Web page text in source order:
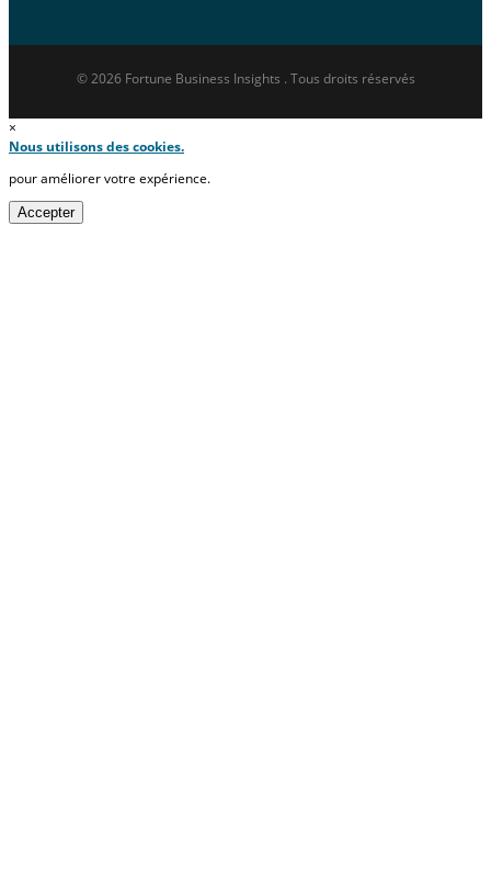
© 2026 Fortune Business Insights . Tous droits réservés
×
Nous utilisons des cookies.
pour améliorer votre expérience.
Accepter